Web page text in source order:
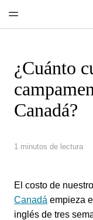
Inicio
Bienvenido
a EF
Ver
que
¿Cuánto
Canadá?
1 minutos de lectura
El costo de
Canadá empieza
inglés de tres